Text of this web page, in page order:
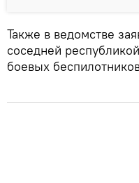
Также в ведомстве
соседней
боевых